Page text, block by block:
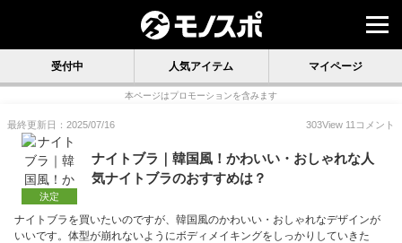
受付中 人気アイテム マイページ
本ページはプロモーションを含みます
最終更新日：2025/07/16 303View 11 コメント
決定
ナイトブラ｜韓国風！かわいい・おしゃれな人
気ナイトブラのおすすめは？
ナイトブラを買いたいのですが、韓国風のかわいい・おしゃれなデザインが
いいです。体型が崩れないようにボディメイキングをしっかりしていきた